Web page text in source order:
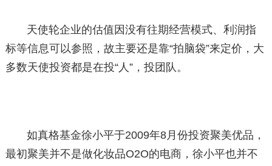
天使轮企业的估值因没有往期经营模式、利润指
标等信息可以参照，故主要还是靠“拍脑袋”来定价，大
多数天使投资都是在投“人”，投团队。
如真格基金徐小平于2009年8月份投资聚美优品，
最初聚美并不是做化妆品O2O的电商，徐小平也并不